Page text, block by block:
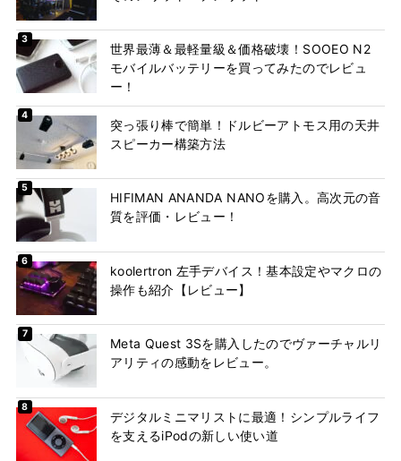
世界最薄＆最軽量級＆価格破壊！SOOEO N2
モバイルバッテリーを買ってみたのでレビュ
ー！
突っ張り棒で簡単！ドルビーアトモス用の天井
スピーカー構築方法
HIFIMAN ANANDA NANOを購入。高次元の音
質を評価・レビュー！
koolertron 左手デバイス！基本設定やマクロの
操作も紹介【レビュー】
Meta Quest 3Sを購入したのでヴァーチャルリ
アリティの感動をレビュー。
デジタルミニマリストに最適！シンプルライフ
を支えるiPodの新しい使い道